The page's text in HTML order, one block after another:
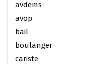
avdems
avop
bail
boulanger
cariste